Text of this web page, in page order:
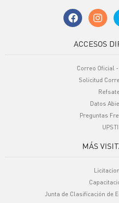
ACCESOS
Correo Oficial
Solicitud
Datos
Preguntas
UPSTI
MÁS
Junta de Clasificación de